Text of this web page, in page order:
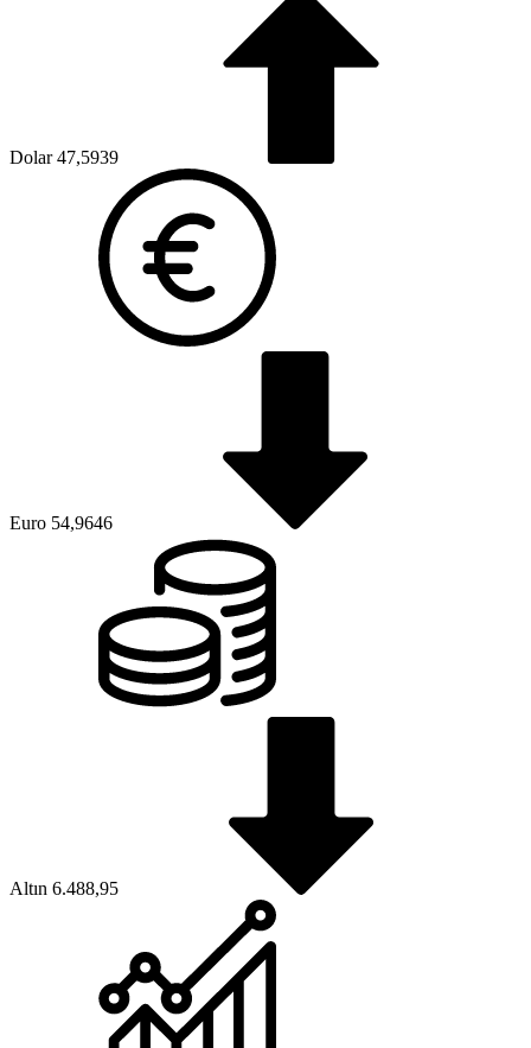
Dolar 47,5939
Euro 54,9646
Altın 6.488,95